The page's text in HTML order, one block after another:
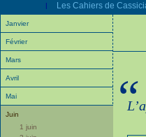
| Les Cahiers de
Janvier
Février
Mars
Avril
Mai
Juin
1 juin
“